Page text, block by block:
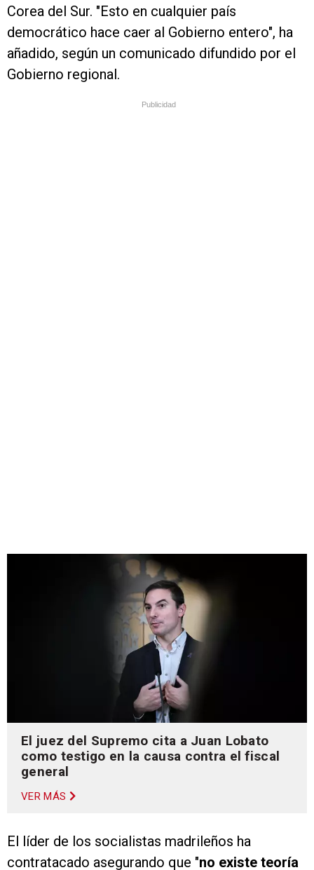
Corea del Sur. "Esto en cualquier país
democrático hace caer al Gobierno entero", ha
añadido, según un comunicado difundido por el
Gobierno regional.
Publicidad
El juez del Supremo cita a Juan Lobato
como testigo en la causa contra el fiscal
general
VER MÁS
El líder de los socialistas madrileños ha
contratacado asegurando que "no existe teoría